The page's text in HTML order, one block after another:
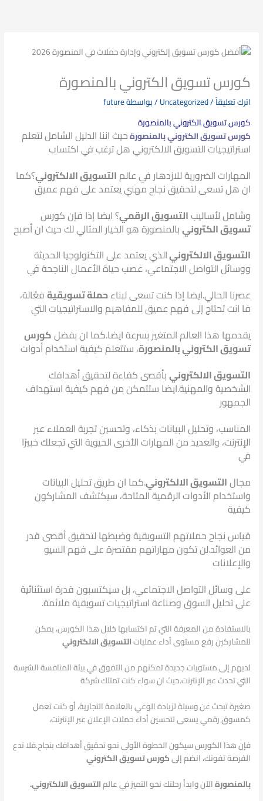
كورس تسويق الكتروني بالمنصورة
اترك تعليقاً/
Uncategorized/ بواسطةfuture
كورس تسويق الكتروني بالمنصورة
كورس تسويق الكتروني بالمنصورةحيث اننا الدليل الشامل لتعلم
استراتيجيات التسويق الالكترونيهل ترغب في اكتساب
المهارات الضرورية للازدهار في عالمالتسويق الالكتروني؟كما
ان هل تسعى لتحقيق نجاح مهني يعتمد على فهم عميق
وشامل لأساليبالتسويق الرقمي؟ ايضا إذا فإن كورس
تسويق الكترونيبالمنصورة هو الخيار المثالي لكحيث ان أصبح
التسويق الالكترونيالذي يعتمد على التكنولوجيا الحديثة
ووسائل التواصل الاجتماعي، عصب حياة الأعمال الناجحة في
عصرنا الحالي.ايضا إذا كنت تسعى لبناءحملة تسويقيةفعّالة،
فا انت تحتاج إلى فهم عميق للمفاهيم والاستراتيجيات التي
يقدمها هذا العالم المتغير بسرعة ايضا.كما ان بفضلكورس
تسويق الكتروني بالمنصورة، ستتعلم كيفية استخدام أدوات
التسويق الالكترونيبأقصى كفاءة لتحقيق أهدافك
الشخصية والمهنية.ايضا ستتمكن من فهم كيفية استهداف
الجمهور
المناسب، وتحليل البيانات بذكاء، وتحسين تجربة العملاء عبر
الإنترنت، والعديد من المهارات الأخرى الحيوية التي تجعلك خبيرًا
في
مجالالتسويق الالكتروني.كما ان طريق تحليل البيانات
واستخدام الأدوات الرقمية المتاحة، سيكتشف المشاركون
كيفية
قياس نجاح حملاتهم التسويقية وضبطها لتحقيق أقصى قدر
من العوائد.لن تكون مهاراتهم مقتصرة على فهم السيو
والإعلانات
على وسائل التواصل الاجتماعي، بل سيكتسبون قدرة استثنائية
على تحليل السوق وصناعة استراتيجيات تسويقية ملائمة.
بالاستفادة من المعرفة التي تم اكتسابها خلال هذا الكورس، يمكن
للمشاركين رفع مستوى أداء عملياتالتسويق الالكتروني
لديهم إلى مستويات جديدة تمكنهم من التفوق في بيئة المنافسة الشرسة
التي تحدث عبر الإنترنت.حيث ان سواء كنت تمتلك شركة
صغيرة تبحث عن وسيلة لزيادة الوعي بالعلامة التجارية، أو كنت تعمل
كمسوق رقمي يسعى لتحسين أداء حملات الإعلان عبر الإنترنت،
فإن هذا الكورس سيكون الخطوة الأولى نحو تحقيق أهدافك بنجاح.فلا تدع
الفرصة تفوتك، انضم إلىكورس تسويق الكتروني
بالمنصورةالآن وابدأ رحلتك نحو التميز في عالمالتسويق الالكتروني.